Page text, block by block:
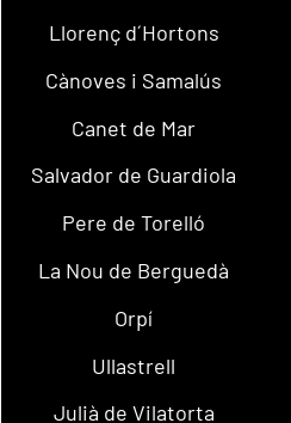
Llorenç d´Hortons
Cànoves i Samalús
Canet de Mar
Salvador de Guardiola
Pere de Torelló
La Nou de Berguedà
Orpí
Ullastrell
Julià de Vilatorta